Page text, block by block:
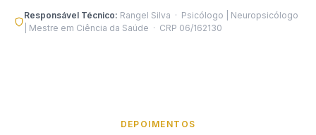
Responsável Técnico: Rangel Silva · Psicólogo | Neuropsicólogo
| Mestre em Ciência da Saúde · CRP 06/162130
DEPOIMENTOS